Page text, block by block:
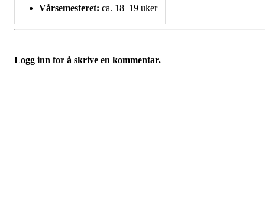
Vårsemesteret: ca. 18–19 uker
Logg inn for å skrive en kommentar.